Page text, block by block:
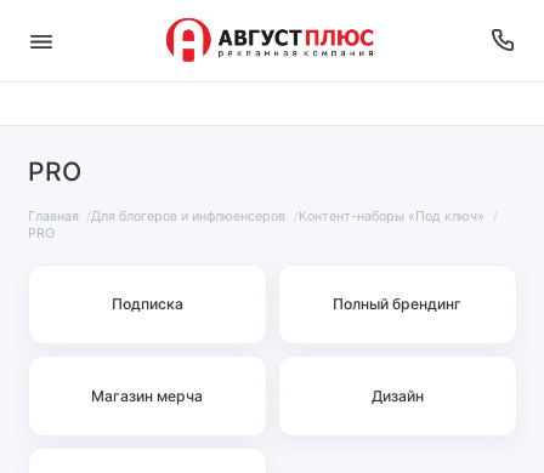
PRO
Главная Для блогеров и инфлюенсеров
Контент-наборы «Под ключ»
PRO
Подписка Полный брендинг
Магазин мерча Дизайн